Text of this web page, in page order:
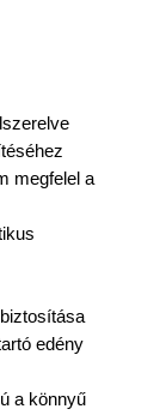
megfelel a
edény
a könnyű